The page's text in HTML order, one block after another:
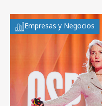
Empresas y Negocios